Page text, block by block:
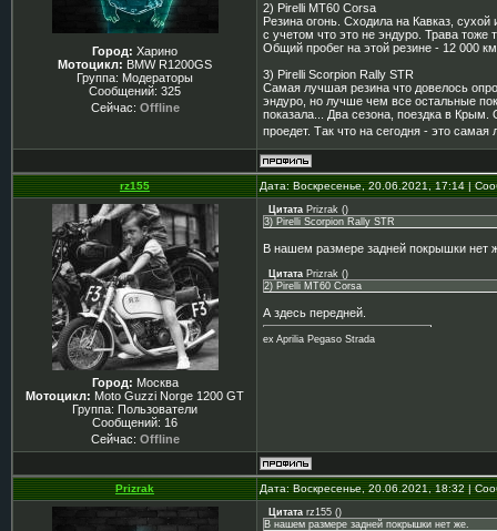
Город: Харино
Мотоцикл: BMW R1200GS
Группа: Модераторы
Сообщений: 325
Сейчас: Offline
2) Pirelli MT60 Corsa
Резина огонь. Сходила на Кавказ,
с учетом что это не эндуро. Трава
Общий пробег на этой резине - 12 000
3) Pirelli Scorpion Rally STR
Самая лучшая резина что довелось
эндуро, но лучше чем все остальные
показала... Два сезона, поездка в
проедет. Так что на сегодня - это
rz155 Дата: Воскресенье, 20.06.2021, 17:14 |
Город: Москва
Мотоцикл: Moto Guzzi Norge 1200 GT
Группа: Пользователи
Сообщений: 16
Сейчас: Offline
Цитата Prizrak ()
3) Pirelli Scorpion Rally STR
В нашем размере задней покрышки нет
Цитата Prizrak ()
2) Pirelli MT60 Corsa
А здесь передней.
ex Aprilia Pegaso Strada
Prizrak Дата: Воскресенье, 20.06.2021, 18:32 |
Цитата rz155 ()
В нашем размере задней покрышки нет же.